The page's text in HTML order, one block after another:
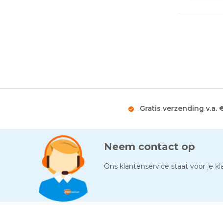
Gratis verzending v.a.
Neem contact op
Ons klantenservice staat voor je